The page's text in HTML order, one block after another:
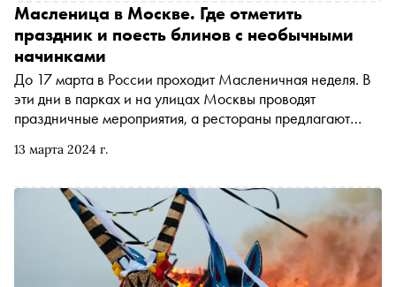
13 марта 2024 г.
Масленица в Москве. Где отметить
праздник и поесть блинов с необычными
начинками
До 17 марта в России проходит Масленичная неделя. В
эти дни в парках и на улицах Москвы проводят
праздничные мероприятия, а рестораны предлагают
рассказывает, где можно отметить праздник и чем